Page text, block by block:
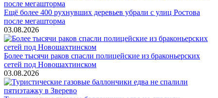
Ещё более 400 рухнувших деревьев убрали с улиц Ростова
после мегашторма
03.08.2026
Более тысячи раков спасли полицейские из браконьерских
сетей под Новошахтинском
03.08.2026